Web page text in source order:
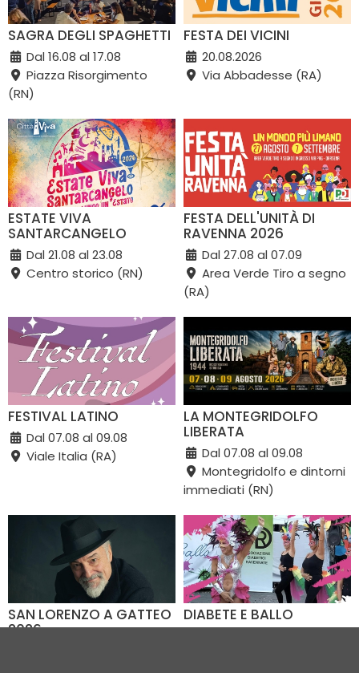
SAGRA DEGLI SPAGHETTI
Dal 16.08 al 17.08
Piazza Risorgimento
(RN)
FESTA DEI VICINI
20.08.2026
Via Abbadesse (RA)
ESTATE VIVA
SANTARCANGELO
Dal 21.08 al 23.08
Centro storico (RN)
FESTA DELL'UNITÀ DI
RAVENNA 2026
Dal 27.08 al 07.09
Area Verde Tiro a segno
(RA)
FESTIVAL LATINO
Dal 07.08 al 09.08
Viale Italia (RA)
LA MONTEGRIDOLFO
LIBERATA
Dal 07.08 al 09.08
Montegridolfo e dintorni
immediati (RN)
SAN LORENZO A GATTEO
2026
DIABETE E BALLO